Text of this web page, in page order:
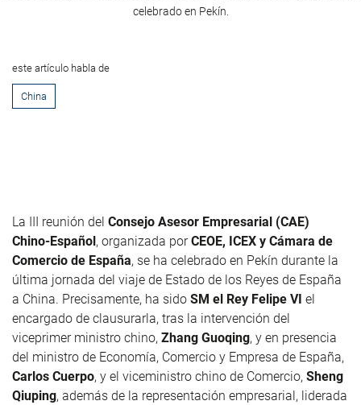
celebrado en Pekín.
este artículo habla de
China
La III reunión del Consejo Asesor Empresarial (CAE)
Chino-Español , organizada porCEOE, ICEX y Cámara de
Comercio de España, se ha celebrado en Pekín durante la
última jornada del viaje de Estado de los Reyes de España
a China. Precisamente, ha sido SM el Rey Felipe VI el
encargado de clausurarla, tras la intervención del
viceprimer ministro chino, Zhang Guoqing, y en presencia
del ministro de Economía, Comercio y Empresa de España,
Carlos Cuerpo, y el viceministro chino de Comercio, Sheng
Qiuping, además de la representación empresarial, liderada